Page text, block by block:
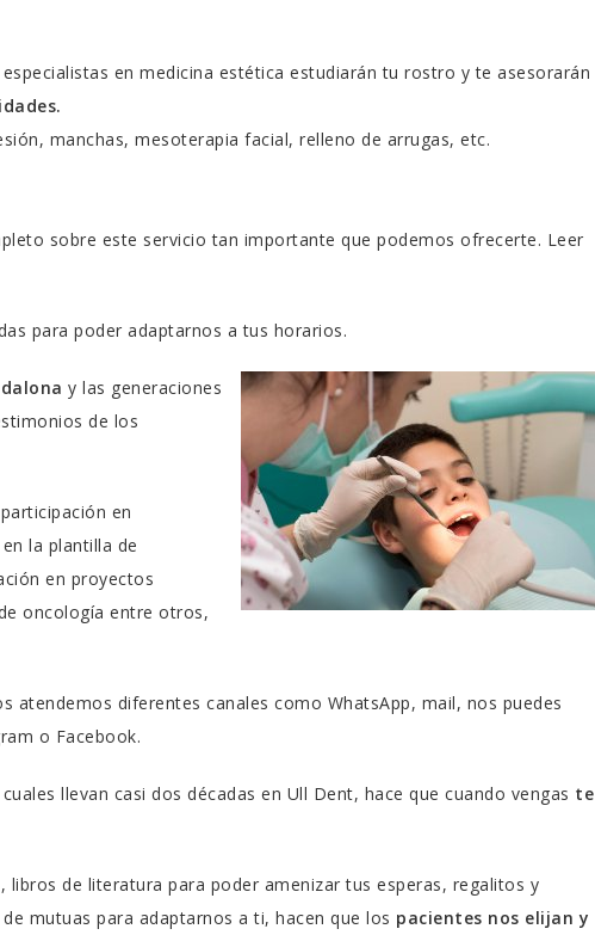
en medicina estética estudiarán tu rostro y te asesorarán
manchas, mesoterapia facial, relleno de arrugas, etc.
sobre este servicio tan importante que podemos ofrecerte. Leer
para poder adaptarnos a tus horarios.
y las generaciones
de los
en
la plantilla de
en proyectos
oncología entre otros,
atendemos diferentes canales como WhatsApp, mail, nos puedes
o Facebook.
llevan casi dos décadas en Ull Dent, hace que cuando vengas te
de literatura para poder amenizar tus esperas, regalitos y
mutuas para adaptarnos a ti, hacen que los pacientes nos elijan y